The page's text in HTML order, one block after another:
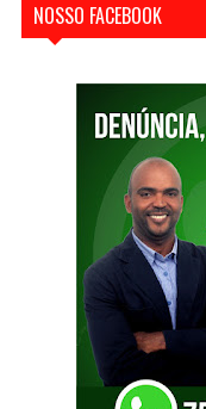
NOSSO FACEBOOK